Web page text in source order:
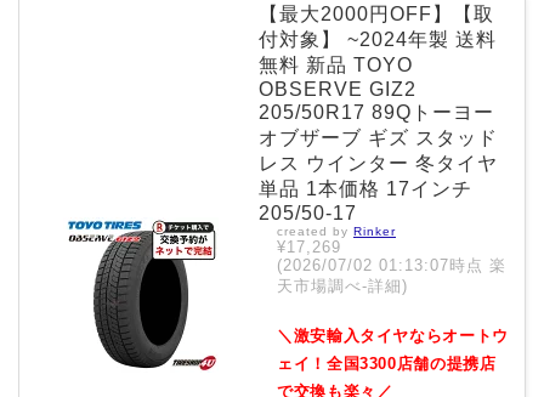
【最大2000円OFF】【取
付対象】 ~2024年製 送料
無料 新品 TOYO
OBSERVE GIZ2
205/50R17 89Qトーヨー
オブザーブ ギズ スタッド
レス ウインター 冬タイヤ
単品 1本価格 17インチ
205/50-17
created by Rinker
¥17,269
(2026/07/02 01:13:07時点 楽
天市場調べ-詳細)
＼激安輸入タイヤならオートウ
ェイ！全国3300店舗の提携店
で交換も楽々／